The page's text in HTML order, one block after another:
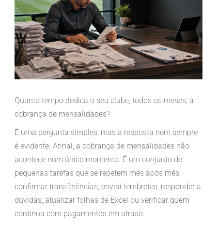
Quanto tempo dedica o seu clube, todos os meses, à
cobrança de mensalidades?
É uma pergunta simples, mas a resposta nem sempre
é evidente. Afinal, a cobrança de mensalidades não
acontece num único momento. É um conjunto de
pequenas tarefas que se repetem mês após mês:
confirmar transferências, enviar lembretes, responder a
dúvidas, atualizar folhas de Excel ou verificar quem
continua com pagamentos em atraso.